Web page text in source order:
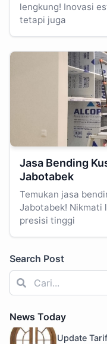
lengkung! Inovasi
tetapi juga
Jasa Bending
Jabotabek
Temukan jasa
Jabotabek! Nikmati
presisi tinggi
Search Post
News Today
Update